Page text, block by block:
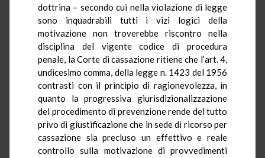
dottrina – secondo cui nella violazione di legge
sono inquadrabili tutti i vizi logici della
motivazione non troverebbe riscontro nella
disciplina del vigente codice di procedura
penale, la Corte di cassazione ritiene che l’art. 4,
undicesimo comma, della legge n. 1423 del 1956
contrasti con il principio di ragionevolezza, in
quanto la progressiva giurisdizionalizzazione
del procedimento di prevenzione rende del tutto
privo di giustificazione che in sede di ricorso per
cassazione sia precluso un effettivo e reale
controllo sulla motivazione di provvedimenti